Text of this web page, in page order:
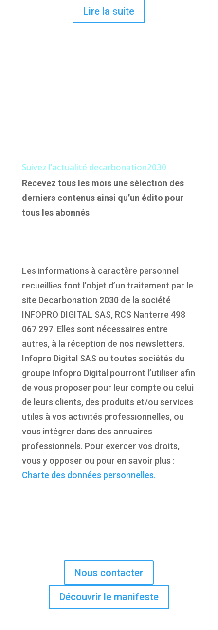
Lire la suite
Suivez l’actualité decarbonation2030
Recevez tous les mois une sélection des
derniers contenus ainsi qu’un édito pour
tous les abonnés
Les informations à caractère personnel
recueillies font l’objet d’un traitement par le
site Decarbonation 2030 de la société
INFOPRO DIGITAL SAS, RCS Nanterre 498
067 297. Elles sont nécessaires entre
autres, à la réception de nos newsletters.
Infopro Digital SAS ou toutes sociétés du
groupe Infopro Digital pourront l’utiliser afin
de vous proposer pour leur compte ou celui
de leurs clients, des produits et/ou services
utiles à vos activités professionnelles, ou
vous intégrer dans des annuaires
professionnels. Pour exercer vos droits,
vous y opposer ou pour en savoir plus :
Charte des données personnelles.
Nous contacter
Découvrir le manifeste